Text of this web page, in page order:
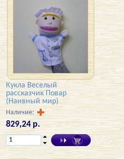
Кукла Веселый
рассказчик Повар
(Наивный мир)
Наличие:
829,24 р.